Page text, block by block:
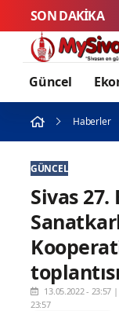
SON DAKİKA
Güncel
Haberler
GÜNCEL
Sivas 27.
13.05.2022 - 23:57
23:57